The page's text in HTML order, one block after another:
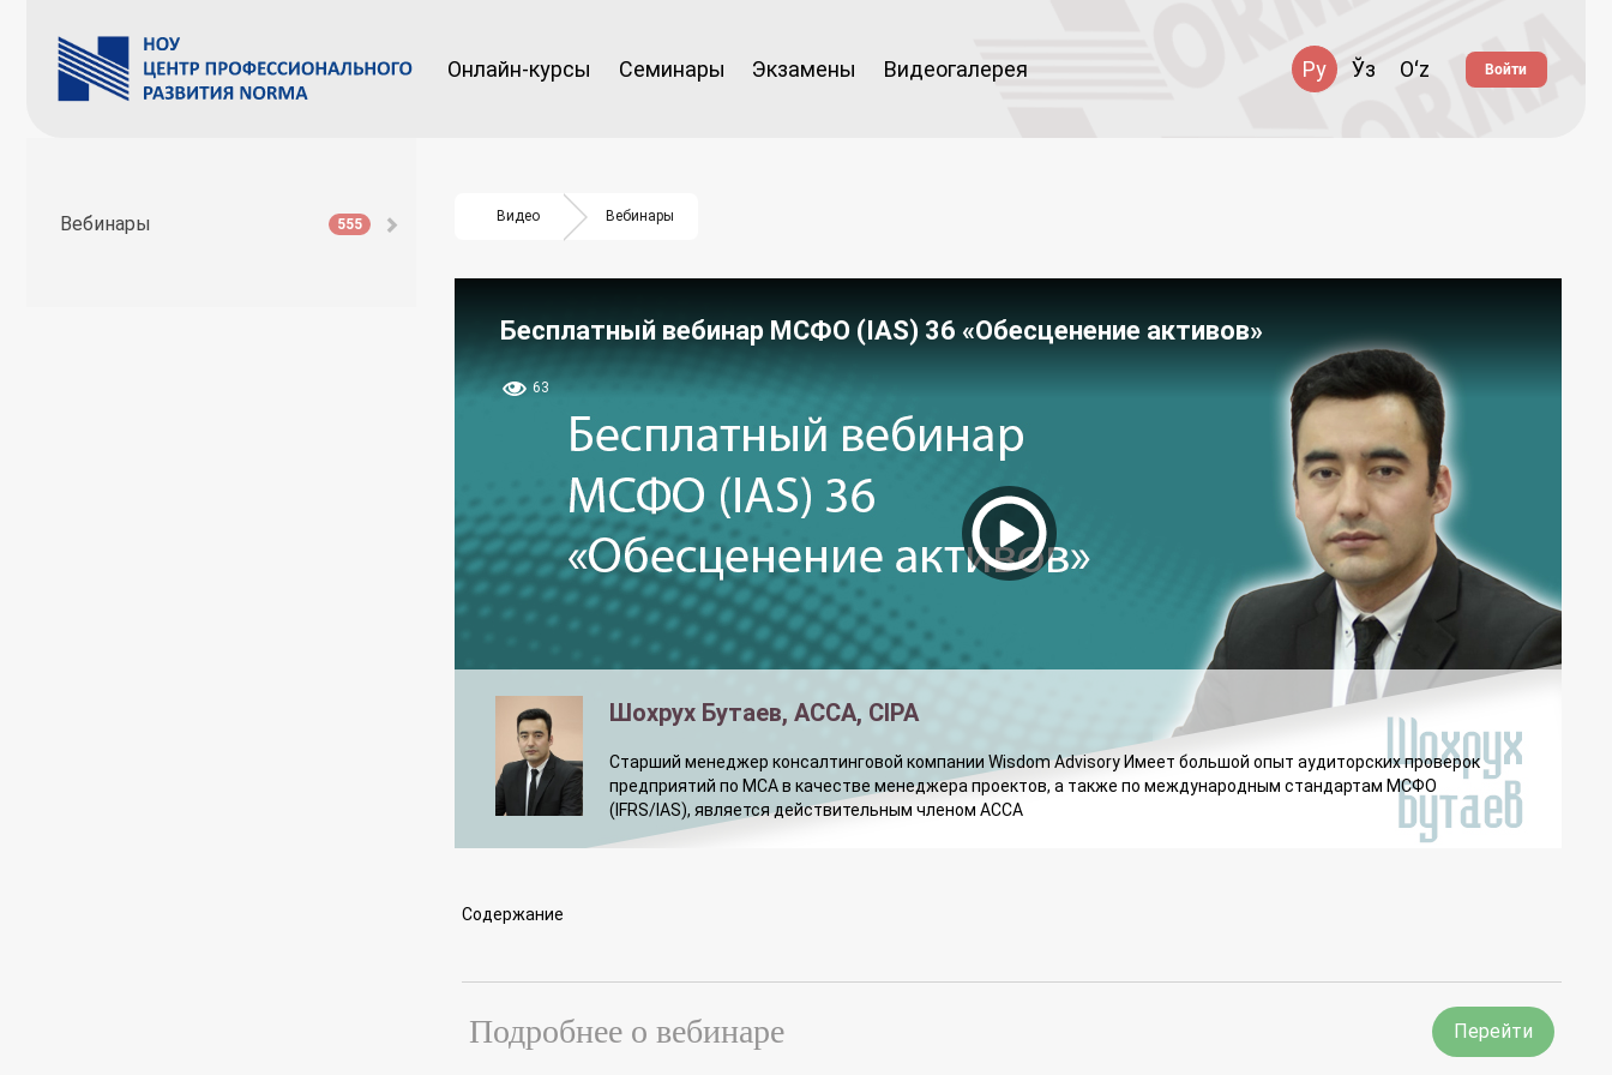
Онлайн-курсы Семинары Экзамены Видеогалерея Ру Ўз Oʻz Войти
Вебинары 555 Видео Вебинары
Бесплатный вебинар МСФО (IAS) 36 «Обесценение активов»
63
Шохрух Бутаев, ACCA, CIPA
Старший менеджер консалтинговой компании Wisdom Advisory Имеет большой опыт аудиторских проверок
предприятий по МСА в качестве менеджера проектов, а также по международным стандартам МСФО
(IFRS/IAS), является действительным членом ACCA
Содержание
Подробнее о вебинаре Перейти